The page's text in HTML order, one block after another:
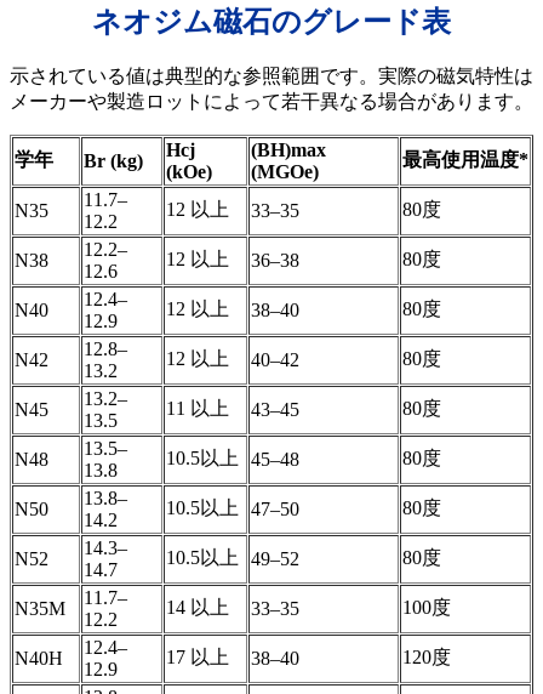
ネオジム磁石のグレード表
示されている値は典型的な参照範囲です。実際の磁気特性は
メーカーや製造ロットによって若干異なる場合があります。
学年 Br (kg)
Hcj
(kOe)
(BH)max
(MGOe)
最高使用温度*
N35
11.7–
12.2
12 以上 33–35 80度
N38
12.2–
12.6
12 以上 36–38 80度
N40
12.4–
12.9
12 以上 38–40 80度
N42
12.8–
13.2
12 以上 40–42 80度
N45
13.2–
13.5
11 以上 43–45 80度
N48
13.5–
13.8
10.5以上 45–48 80度
N50
13.8–
14.2
10.5以上 47–50 80度
N52
14.3–
14.7
10.5以上 49–52 80度
N35M
11.7–
12.2
14 以上 33–35 100度
N40H
12.4–
12.9
17 以上 38–40
120度